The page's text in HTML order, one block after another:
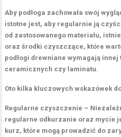
Aby podłoga zachowała swój
istotne jest, aby regularnie ją
od zastosowanego materiału,
oraz środki czyszczące, które
podłogi drewniane wymagają innej
ceramicznych czy laminatu.
Oto kilka kluczowych wskazówek
Regularne czyszczenie –
regularne odkurzanie oraz mycie
kurz, które mogą prowadzić do